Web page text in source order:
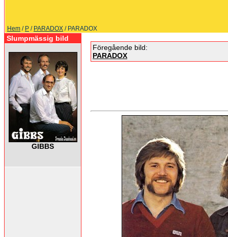
Hem / P / PARADOX / PARADOX
Slumpmässig bild
GIBBS
Föregående bild:
PARADOX